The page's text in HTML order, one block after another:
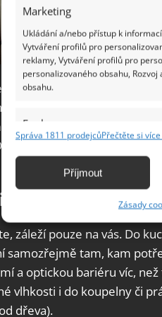
Marketing
Ukládání a/nebo přístup k
Vytváření profilů pro
reklamy, Vytváření profilů pro
personalizovaného obsahu,
obsahu.
Funkce
Identifikace zařízení na základě
základě aktivně
Zajištění bezpečnosti,
odstraňování chyb,
Ukládání a sdělování voleb
Správa 1811 prodejcůPřečtěte si
Příjmout
Zásady
totožné tepelně izolační
výhody převažují nad
skleněné okno či okýnka)
udržovat je musíte
záleží pouze na vás. Do
samozřejmě tam, kam
a optickou bariéru víc,
vlhkosti i do koupelny či
dřeva).